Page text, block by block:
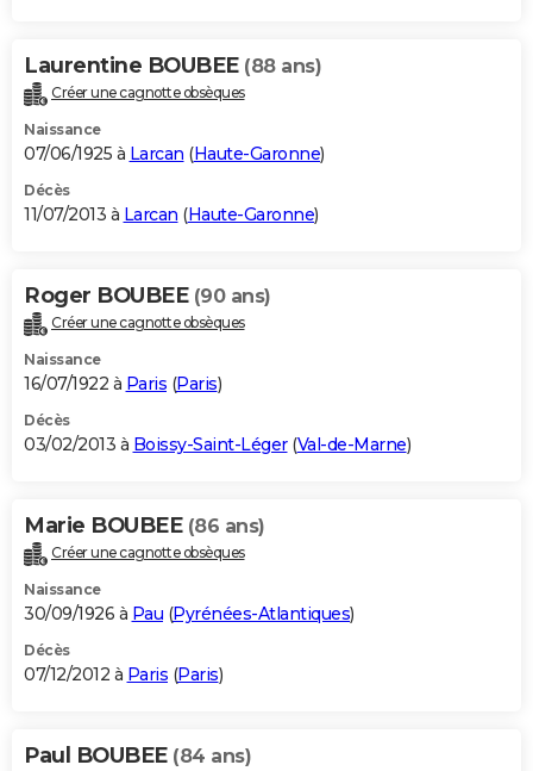
Laurentine BOUBEE (88 ans)
Créer une cagnotte obsèques
Naissance
07/06/1925 à Larcan (Haute-Garonne)
Décès
11/07/2013 à Larcan (Haute-Garonne)
Roger BOUBEE (90 ans)
Créer une cagnotte obsèques
Naissance
16/07/1922 à Paris (Paris)
Décès
03/02/2013 à Boissy-Saint-Léger(Val-de-Marne)
Marie BOUBEE (86 ans)
Créer une cagnotte obsèques
Naissance
30/09/1926 à Pau (Pyrénées-Atlantiques)
Décès
07/12/2012 à Paris (Paris)
Paul BOUBEE (84 ans)